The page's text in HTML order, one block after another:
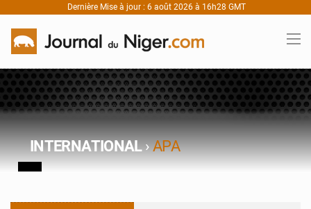
Dernière Mise à jour : 6 août 2026 à 16h28 GMT
INTERNATIONAL›APA